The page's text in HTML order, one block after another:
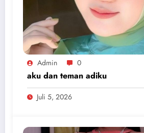
Admin 0
aku dan teman adiku
Juli 5, 2026